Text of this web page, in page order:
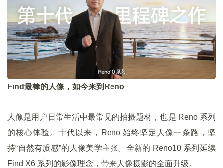
Find最棒的人像，如今来到Reno
人像是用户日常生活中最常见的拍摄题材，也是 Reno 系列
的核心体验。十代以来，Reno 始终坚定人像一条路，坚
持“自然有质感”的人像美学主张。全新的 Reno10 系列延续
Find X6 系列的影像理念，带来人像摄影的全面升级。